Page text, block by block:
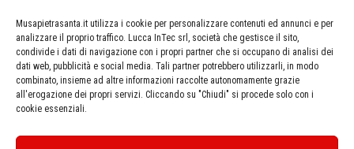
Musapietrasanta.it utilizza i cookie per personalizzare contenuti ed annunci e per
analizzare il proprio traffico. Lucca InTec srl, società che gestisce il sito,
condivide i dati di navigazione con i propri partner che si occupano di analisi dei
dati web, pubblicità e social media. Tali partner potrebbero utilizzarli, in modo
combinato, insieme ad altre informazioni raccolte autonomamente grazie
all'erogazione dei propri servizi. Cliccando su "Chiudi" si procede solo con i
cookie essenziali.
Aeroporto di Pisa - 46 Km
Autostrada Azzurra E80 Casello Versilia - 5 Km